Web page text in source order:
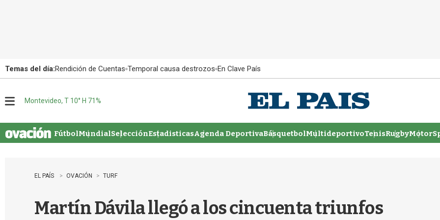
Temas del día:Rendición de Cuentas Temporal causa destrozos En Clave País
u
Montevideo, T 10° H 71%
FútbolMundialSelecciónEstadisticasAgenda DeportivaBásquetbolMultideportivoTenisRugby
EL PAÍS OVACIÓN TURF
Martín Dávila llegó a los cincuenta triunfos